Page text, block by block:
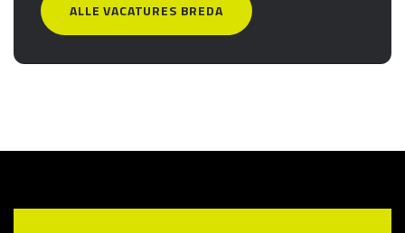
ALLE VACATURES BREDA